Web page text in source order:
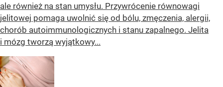
ale również na stan umysłu. Przywrócenie równowagi
jelitowej pomaga uwolnić się od bólu, zmęczenia, alergii,
chorób autoimmunologicznych i stanu zapalnego. Jelita
i mózg tworzą wyjątkowy...